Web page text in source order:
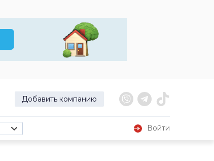
Добавить компанию
Войти